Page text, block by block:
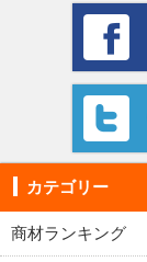
カテゴリー
商材ランキング